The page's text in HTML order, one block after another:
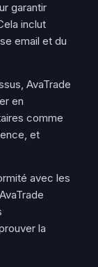
garantir
inclut
email et du
AvaTrade
en
comme
et
avec les
la